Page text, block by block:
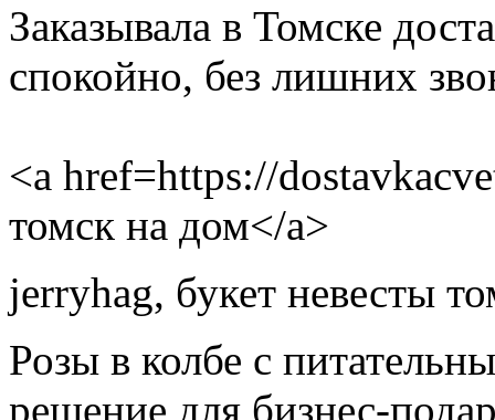
Заказывала в Томске
спокойно, без лишних
<a href=https://
томск на дом</a>
jerryhag, букет невесты
Розы в колбе с
решение для бизнес-